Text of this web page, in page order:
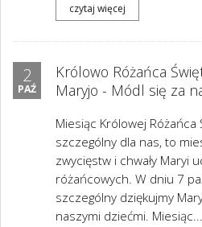
czytaj więcej
2
PAŹ
Królowo Różańca
Maryjo - Módl się za
Miesiąc Królowej Różańca
szczególny dla nas, to
zwycięstw i chwały Maryi
różańcowych. W dniu 7
szczególny dziękujmy
naszymi dziećmi. Miesiąc...